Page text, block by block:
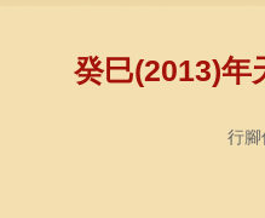
癸巳(2013)年
行腳